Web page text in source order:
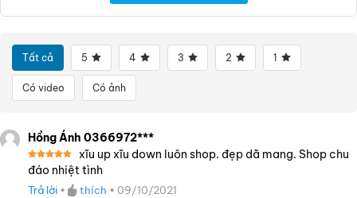
Tất cả 5 4 3 2 1
Có video Có ảnh
Hồng Ánh 0366972***
Được xếp
hạng 55
sao
xĩu up xĩu down luôn shop. đẹp dã mang. Shop chu
đáo nhiệt tình
Trả lời • thích • 09/10/2021